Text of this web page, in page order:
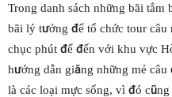
Trong danh sách những bãi
bãi lý tưởng để tổ chức tour câu
chục phút để đến với khu vực
hướng dẫn giăng những mẻ
là các loại mực sống, vì đó